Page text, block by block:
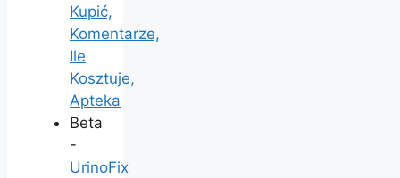
Kupić,
Komentarze,
Ile
Kosztuje,
Apteka
Beta
-
UrinoFix